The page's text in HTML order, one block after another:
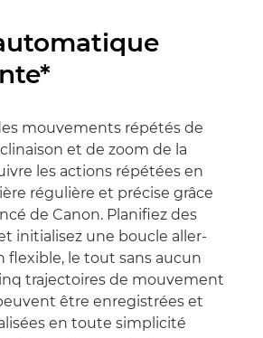
mouvements répétés de
et de zoom de la
les actions répétées en
régulière et précise grâce
de Canon. Planifiez des
initialisez une boucle aller-
flexible, le tout sans aucun
trajectoires de mouvement
être enregistrées et
en toute simplicité